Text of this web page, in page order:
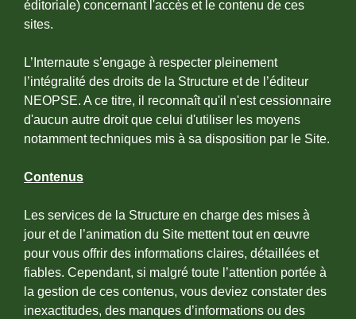
éditoriale) concernant l'accès et le contenu de ces
sites.
L’Internaute s’engage à respecter pleinement
l’intégralité des droits de la Structure et de l’éditeur
NEOPSE. A ce titre, il reconnaît qu'il n'est cessionnaire
d'aucun autre droit que celui d'utiliser les moyens
notamment techniques mis à sa disposition par le Site.
Contenus
Les services de la Structure en charge des mises à
jour et de l’animation du Site mettent tout en œuvre
pour vous offrir des informations claires, détaillées et
fiables. Cependant, si malgré toute l’attention portée à
la gestion de ces contenus, vous deviez constater des
inexactitudes, des manques d’informations ou des